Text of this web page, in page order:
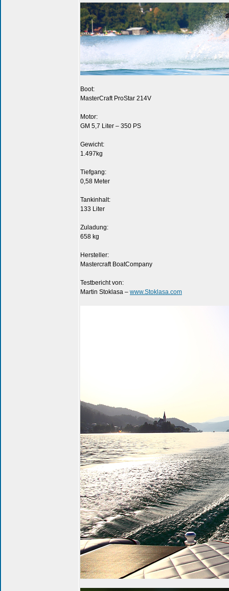
Boot:
MasterCraft ProStar 214V
Motor:
GM 5,7 Liter – 350 PS
Gewicht:
1.497kg
Tiefgang:
0,58 Meter
Tankinhalt:
133 Liter
Zuladung:
658 kg
Hersteller:
Mastercraft BoatCompany
Testbericht von:
Martin Stoklasa – www.Stoklasa.com